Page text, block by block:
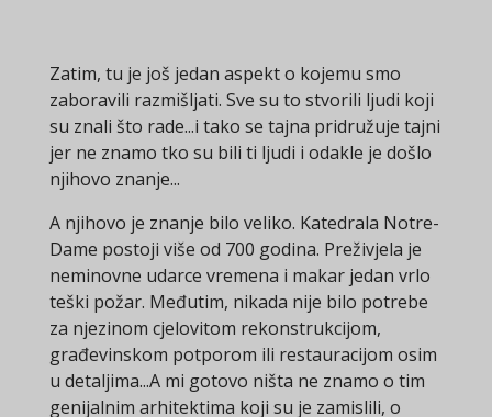
Zatim, tu je još jedan aspekt o kojemu smo
zaboravili razmišljati. Sve su to stvorili ljudi koji
su znali što rade...i tako se tajna pridružuje tajni
jer ne znamo tko su bili ti ljudi i odakle je došlo
njihovo znanje...
A njihovo je znanje bilo veliko. Katedrala Notre-
Dame postoji više od 700 godina. Preživjela je
neminovne udarce vremena i makar jedan vrlo
teški požar. Međutim, nikada nije bilo potrebe
za njezinom cjelovitom rekonstrukcijom,
građevinskom potporom ili restauracijom osim
u detaljima...A mi gotovo ništa ne znamo o tim
genijalnim arhitektima koji su je zamislili, o